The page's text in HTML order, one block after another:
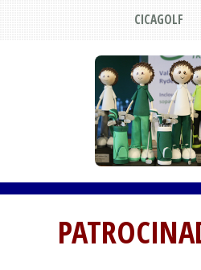
CICAGOLF